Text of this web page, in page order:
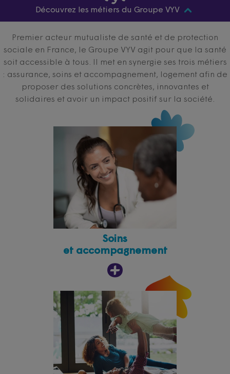
Découvrez les métiers du Groupe VYV
Premier acteur mutualiste de santé et de protection
sociale en France, le Groupe VYV agit pour que la santé
soit accessible à tous. Il met en synergie ses trois métiers
: assurance, soins et accompagnement, logement afin de
proposer des solutions concrètes, innovantes et
solidaires et avoir un impact positif sur la société.
Soins
et accompagnement